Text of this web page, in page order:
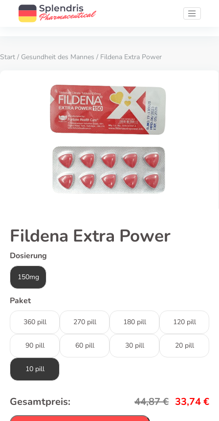
Start / Gesundheit des Mannes / Fildena Extra Power
Fildena Extra Power
Dosierung
150mg
Paket
360 pill 270 pill 180 pill 120 pill
90 pill 60 pill 30 pill 20 pill
10 pill
Gesamtpreis: 44,87€ 33,74€